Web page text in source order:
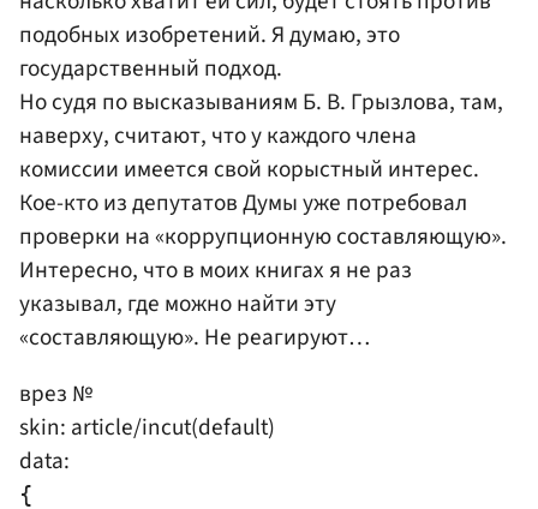
подобных изобретений. Я думаю, это
государственный подход.
Но судя по высказываниям Б. В. Грызлова, там,
наверху, считают, что у каждого члена
комиссии имеется свой корыстный интерес.
Кое-кто из депутатов Думы уже потребовал
проверки на «коррупционную составляющую».
Интересно, что в моих книгах я не раз
указывал, где можно найти эту
«составляющую». Не реагируют…
врез №
skin: article/incut(default)
data:
{